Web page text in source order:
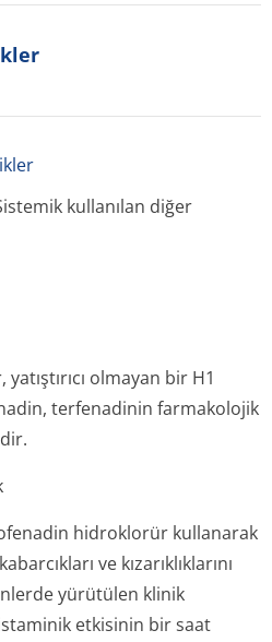
kullanılan diğer
olmayan bir H1
terfenadinin farmakolojik
hidroklorür kullanarak
ve kızarıklıklarını
yürütülen klinik
etkisinin bir saat